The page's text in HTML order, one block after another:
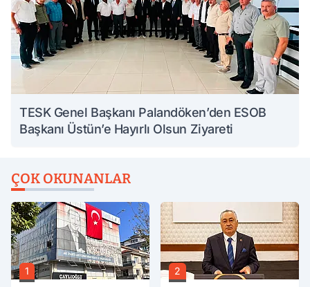
TESK Genel Başkanı Palandöken’den ESOB
Başkanı Üstün’e Hayırlı Olsun Ziyareti
ÇOK OKUNANLAR
1 2